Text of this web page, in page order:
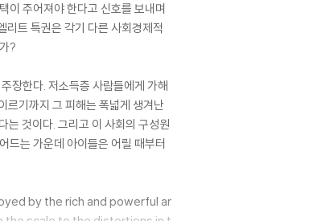
이 주어져야 한다고 신호를 보내며
리트 특권은 각기 다른 사회경제적
?
장한다. 저소득층 사람들에게 가해
르기까지 그 피해는 폭넓게 생겨난
는 것이다. 그리고 이 사회의 구성원
드는 가운데 아이들은 어릴 때부터
by the rich and powerful ar